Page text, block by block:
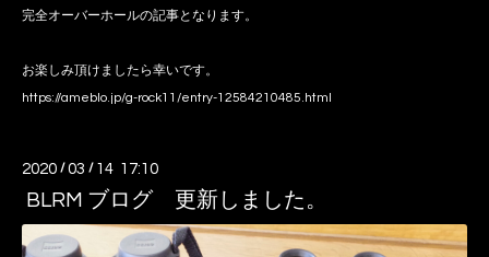
完全オーバーホールの記事となります。
お楽しみ頂けましたら幸いです。
https://ameblo.jp/g-rock11/entry-12584210485.html
2020 /03 / 14 17:10
BLRM ブログ 更新しました。